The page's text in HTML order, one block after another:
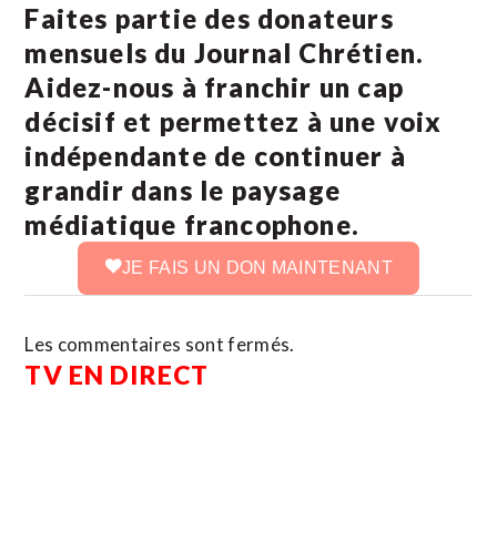
Faites partie des donateurs
mensuels du Journal Chrétien.
Aidez-nous à franchir un cap
décisif et permettez à une voix
indépendante de continuer à
grandir dans le paysage
médiatique francophone.
JE FAIS UN DON MAINTENANT
Les commentaires sont fermés.
TV EN DIRECT